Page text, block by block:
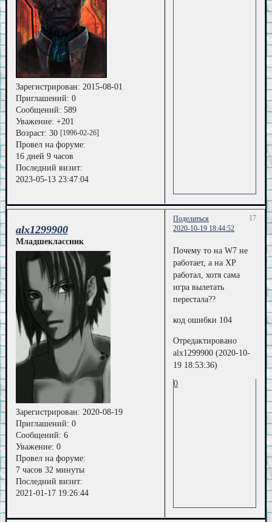
Зарегистрирован: 2015-08-01
Приглашений: 0
Сообщений: 589
Уважение: +201
Возраст: 30 [1996-02-26]
Провел на форуме:
16 дней 9 часов
Последний визит:
2023-05-13 23:47:04
Поделиться
17
2020-10-19 18:44:52
alx1299900
Младшеклассник
Зарегистрирован: 2020-08-19
Приглашений: 0
Сообщений: 6
Уважение: 0
Провел на форуме:
7 часов 32 минуты
Последний визит:
2021-01-17 19:26:44
Почему то на W7 не
работает, а на XP
работал, хотя сама
игра вылетать
перестала??
код ошибки 104
Отредактировано
alx1299900 (2020-10-
19 18:53:36)
0